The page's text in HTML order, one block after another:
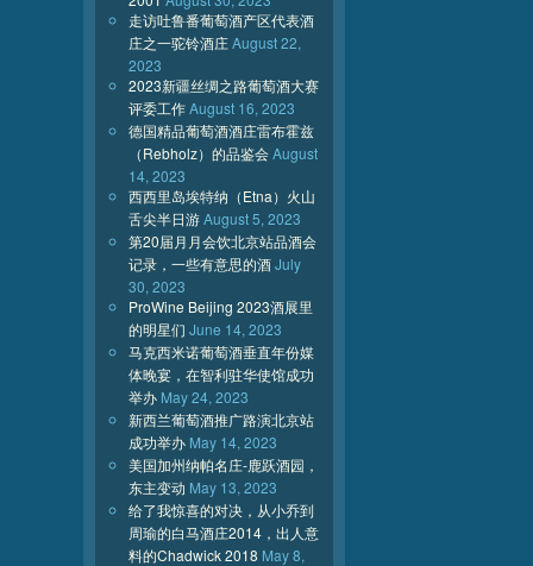
走访吐鲁番葡萄酒产区代表酒
庄之一驼铃酒庄August 22,
2023
2023新疆丝绸之路葡萄酒大赛
评委工作August 16, 2023
德国精品葡萄酒酒庄雷布霍兹
（Rebholz）的品鉴会August
14, 2023
西西里岛埃特纳（Etna）火山
舌尖半日游August 5, 2023
第20届月月会饮北京站品酒会
记录，一些有意思的酒July
30, 2023
ProWine Beijing 2023酒展里
的明星们 June 14, 2023
马克西米诺葡萄酒垂直年份媒
体晚宴，在智利驻华使馆成功
举办 May 24, 2023
新西兰葡萄酒推广路演北京站
成功举办 May 14, 2023
美国加州纳帕名庄-鹿跃酒园，
东主变动 May 13, 2023
给了我惊喜的对决，从小乔到
周瑜的白马酒庄2014，出人意
料的Chadwick 2018 May 8,